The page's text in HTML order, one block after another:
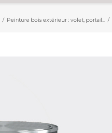
Peinture bois extérieur : volet, portail...